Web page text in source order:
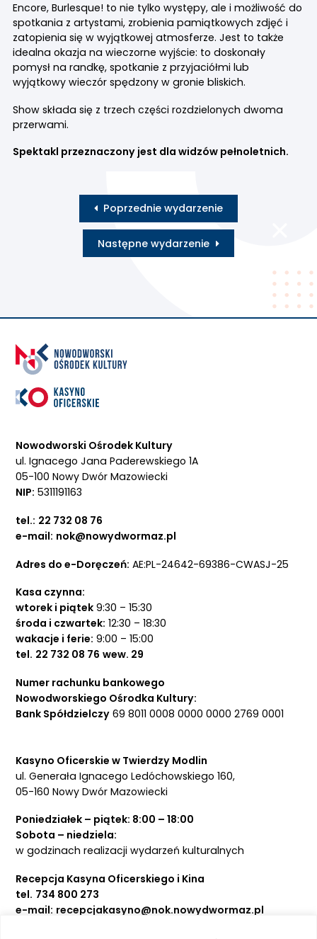
Encore, Burlesque! to nie tylko występy, ale i możliwość do
spotkania z artystami, zrobienia pamiątkowych zdjęć i
zatopienia się w wyjątkowej atmosferze. Jest to także
idealna okazja na wieczorne wyjście: to doskonały
pomysł na randkę, spotkanie z przyjaciółmi lub
wyjątkowy wieczór spędzony w gronie bliskich.
Show składa się z trzech części rozdzielonych dwoma
przerwami.
Spektakl przeznaczony jest dla widzów pełnoletnich.
Poprzednie wydarzenie
Następne wydarzenie
Nowodworski Ośrodek Kultury
ul. Ignacego Jana Paderewskiego 1A
05-100 Nowy Dwór Mazowiecki
NIP: 5311191163
tel.: 22 732 08 76
e-mail: nok@nowydwormaz.pl
Adres do e-Doręczeń: AE:PL-24642-69386-CWASJ-25
Kasa czynna:
wtorek i piątek9:30 – 15:30
środa i czwartek: 12:30 – 18:30
wakacje i ferie: 9:00 – 15:00
tel. 22 732 08 76 wew. 29
Numer rachunku bankowego
Nowodworskiego Ośrodka Kultury:
Bank Spółdzielczy69 8011 0008 0000 0000 2769 0001
Kasyno Oficerskie w Twierdzy Modlin
ul. Generała Ignacego Ledóchowskiego 160,
05-160 Nowy Dwór Mazowiecki
Poniedziałek – piątek: 8:00 – 18:00
Sobota – niedziela:
w godzinach realizacji wydarzeń kulturalnych
Recepcja Kasyna Oficerskiego i Kina
tel. 734 800 273
e-mail: recepcjakasyno@nok.nowydwormaz.pl